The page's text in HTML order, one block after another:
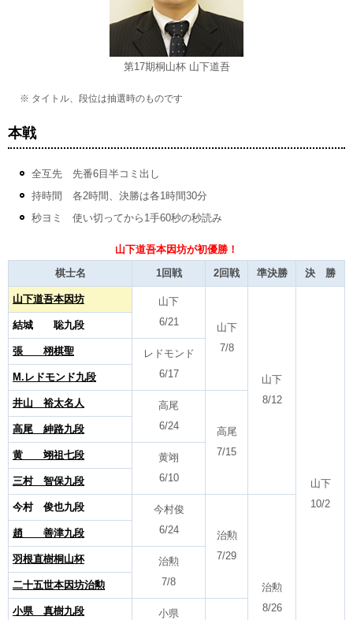
第17期桐山杯 山下道吾
※ タイトル、段位は抽選時のものです
本戦
全互先 先番6目半コミ出し
持時間 各2時間、決勝は各1時間30分
秒ヨミ 使い切ってから1手60秒の秒読み
山下道吾本因坊が初優勝！
棋士名
1回戦 2回戦 準決勝 決 勝
山下道吾本因坊
山下
6/21
山下
7/8
山下
8/12
山下
10/2
結城 聡九段
張 栩棋聖
レドモンド
6/17
M.レドモンド九段
井山 裕太名人
高尾
6/24
高尾
7/15
高尾 紳路九段
黄 翊祖七段
黄翊
6/10
三村 智保九段
今村 俊也九段
今村俊
6/24
治勲
7/29
治勲
8/26
趙 善津九段
羽根直樹桐山杯
治勲
7/8
二十五世本因坊治勲
小県 真樹九段
小県